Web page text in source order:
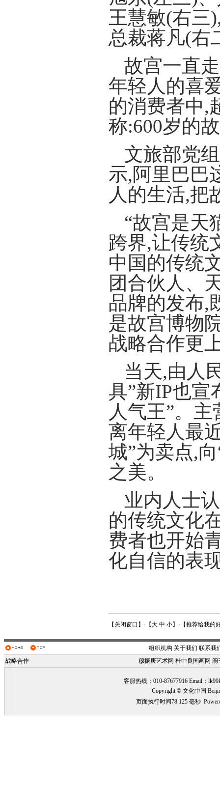
王慧敏(右三
总裁蒋凡(右
故宫一直
年轻人的喜
的消费者中,
称:600岁的
文旅部党
示,阿里巴巴
人的生活,把
“故宫是天
跨界,让传统
中国的传统
团合伙人、
品牌的发布,
是故宫博物
战略合作更
当天,由人
具”新IP也宣
人气王”。
离年轻人最
城”为卖点,
之美。
业内人士
的传统文化
费者也开始
化自信的表
【 关闭窗口 】·【大 中 小】·【推荐给我的
组织机构 关于我们 联系我
战略合作
穆振庚艺术网 杜中良国画网 阚
客服热线：010-87677916 Email：
Copyright © 文化中国
页面执行时间78.125 毫秒